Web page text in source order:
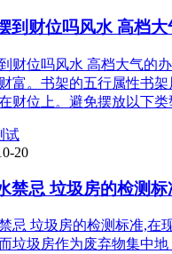
到财位吗风水 高档
财位吗风水 高档大气的
富。书架的五行属性书
财位上。避免摆放以下
试
20
禁忌 垃圾房的检测标
忌 垃圾房的检测标准,在
垃圾房作为废弃物集中